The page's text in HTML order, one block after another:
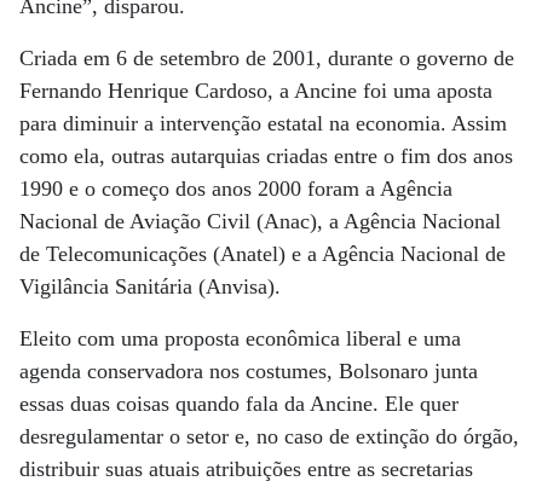
Ancine”, disparou.
Criada em 6 de setembro de 2001, durante o governo de
Fernando Henrique Cardoso, a Ancine foi uma aposta
para diminuir a intervenção estatal na economia. Assim
como ela, outras autarquias criadas entre o fim dos anos
1990 e o começo dos anos 2000 foram a Agência
Nacional de Aviação Civil (Anac), a Agência Nacional
de Telecomunicações (Anatel) e a Agência Nacional de
Vigilância Sanitária (Anvisa).
Eleito com uma proposta econômica liberal e uma
agenda conservadora nos costumes, Bolsonaro junta
essas duas coisas quando fala da Ancine. Ele quer
desregulamentar o setor e, no caso de extinção do órgão,
distribuir suas atuais atribuições entre as secretarias